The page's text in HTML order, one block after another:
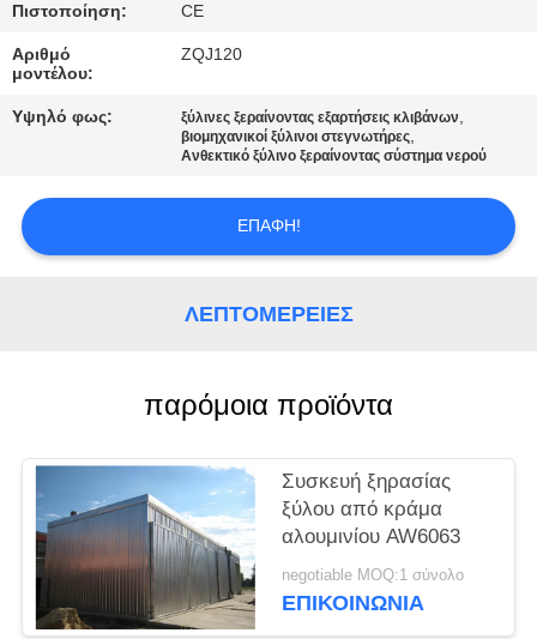
ΕΠΑΦΉ
ΜΕ
ΠΕΡΙΠΤΏΣΕΙΣ
Πιστοποίηση: CE
Αριθμό
μοντέλου:
ZQJ120
Υψηλό φως: ξύλινες ξεραίνοντας εξαρτήσεις κλιβάνων,
βιομηχανικοί ξύλινοι στεγνωτήρες,
Ανθεκτικό ξύλινο ξεραίνοντας σύστημα νερού
ΕΠΑΦΉ!
ΛΕΠΤΟΜΈΡΕΙΕΣ
παρόμοια προϊόντα
Συσκευή ξηρασίας
ξύλου από κράμα
αλουμινίου AW6063
negotiable MOQ:1 σύνολο
ΕΠΙΚΟΙΝΩΝΙΑ